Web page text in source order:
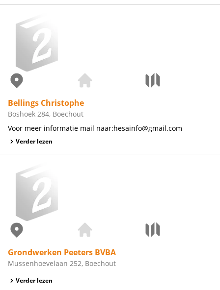
Bellings Christophe
Boshoek 284, Boechout
Voor meer informatie mail naar:hesainfo@gmail.com
Verder lezen
Grondwerken Peeters BVBA
Mussenhoevelaan 252, Boechout
Verder lezen